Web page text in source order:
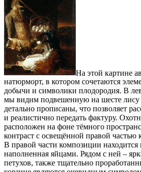
На этой картине
натюрморт, в котором сочетаются
добычи и символики плодородия. В
мы видим подвешенную на шесте
детально прописаны, что позволяет
и реалистично передать фактуру.
расположен на фоне тёмного
контраст с освещённой правой частью
В правой части композиции находится
наполненная яйцами. Рядом с ней –
петухов, также тщательно